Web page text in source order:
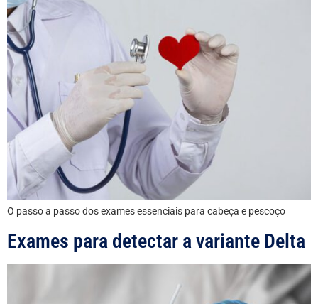
O passo a passo dos exames essenciais para cabeça e pescoço
Exames para detectar a variante Delta